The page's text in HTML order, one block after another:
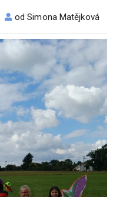
odSimona Matějková